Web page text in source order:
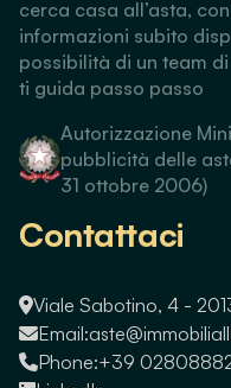
cerca casa all’asta,
informazioni subito
possibilità di un team
ti guida passo passo
Autorizzazione
pubblicità delle
31 ottobre 2006)
Contattaci
Viale Sabotino, 4 -
Email:
Phone:+39